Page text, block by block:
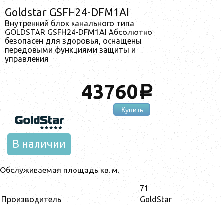
Goldstar GSFH24-DFM1AI
Внутренний блок канального типа
GOLDSTAR GSFH24-DFM1AI Абсолютно
безопасен для здоровья, оснащены
передовыми функциями защиты и
управления
43760a
Купить
В наличии
Обслуживаемая площадь кв. м.
71
Производитель
GoldStar